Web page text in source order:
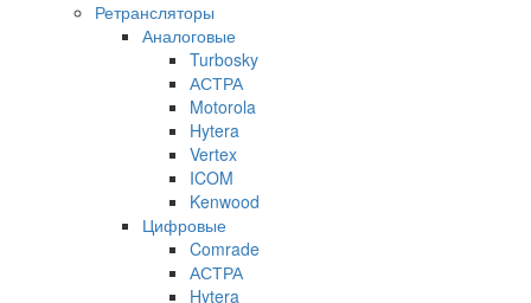
Ретрансляторы
Аналоговые
Turbosky
АСТРА
Motorola
Hytera
Vertex
ICOM
Kenwood
Цифровые
Comrade
АСТРА
Hytera